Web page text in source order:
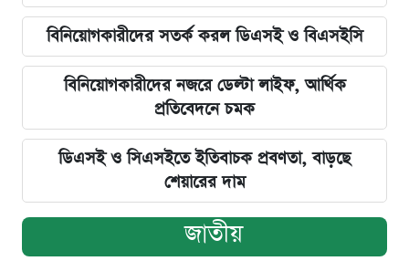
বিনিয়োগকারীদের সতর্ক করল ডিএসই ও বিএসইসি
বিনিয়োগকারীদের নজরে ডেল্টা লাইফ, আর্থিক
প্রতিবেদনে চমক
ডিএসই ও সিএসইতে ইতিবাচক প্রবণতা, বাড়ছে
শেয়ারের দাম
জাতীয়